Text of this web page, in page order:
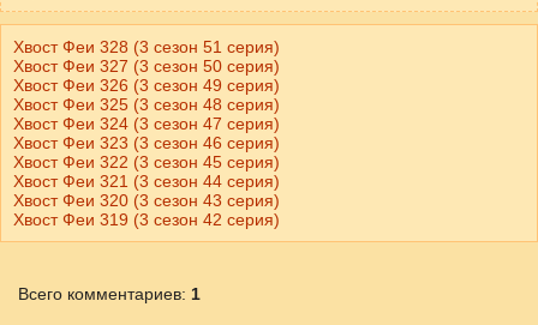
Хвост Феи 328 (3 сезон 51 серия)
Хвост Феи 327 (3 сезон 50 серия)
Хвост Феи 326 (3 сезон 49 серия)
Хвост Феи 325 (3 сезон 48 серия)
Хвост Феи 324 (3 сезон 47 серия)
Хвост Феи 323 (3 сезон 46 серия)
Хвост Феи 322 (3 сезон 45 серия)
Хвост Феи 321 (3 сезон 44 серия)
Хвост Феи 320 (3 сезон 43 серия)
Хвост Феи 319 (3 сезон 42 серия)
Всего комментариев: 1